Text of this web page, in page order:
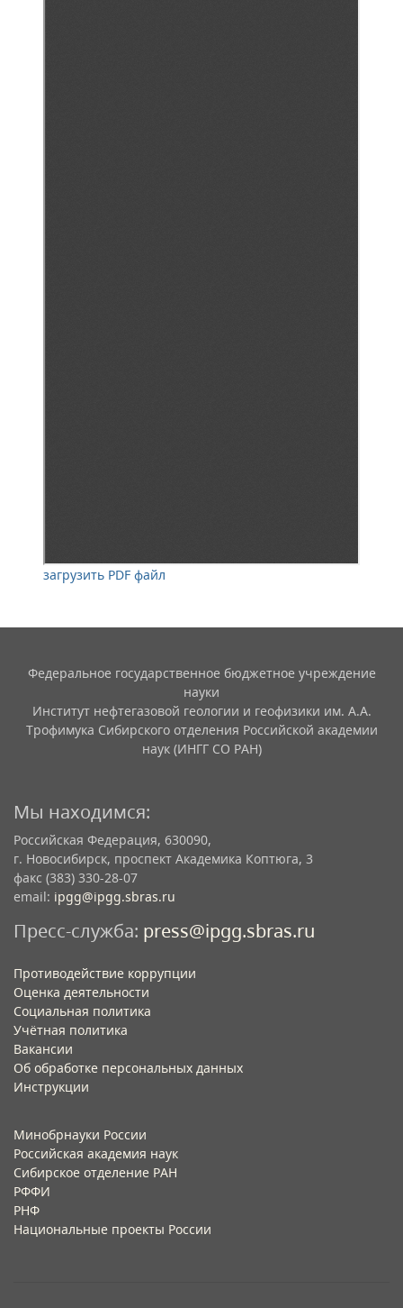
загрузить PDF файл
Федеральное государственное бюджетное учреждение
науки
Институт нефтегазовой геологии и геофизики им. А.А.
Трофимука Сибирского отделения Российской академии
наук (ИНГГ СО РАН)
Мы находимся:
Российская Федерация, 630090,
г. Новосибирск, проспект Академика Коптюга, 3
факс (383) 330-28-07
email: ipgg@ipgg.sbras.ru
Пресс-служба: press@ipgg.sbras.ru
Противодействие коррупции
Оценка деятельности
Социальная политика
Учётная политика​
Вакансии​
Об обработке персональных данных​
Инструкции​
Минобрнауки России
Российская академия наук
Сибирское отделение РАН
РФФИ
РНФ
Национальные проекты России